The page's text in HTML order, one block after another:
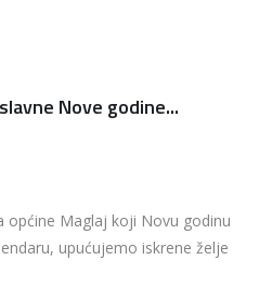
Nove godine...
općine Maglaj koji Novu godinu
upućujemo iskrene želje